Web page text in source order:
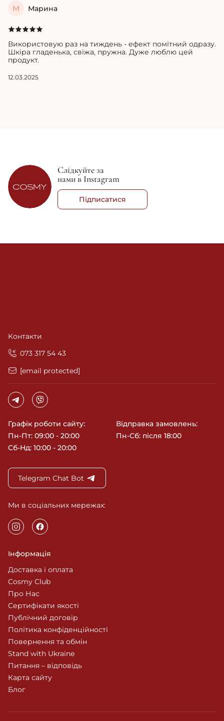
М Марина
Використовую раз на тиждень - ефект помітний одразу.
Шкіра гладенька, свіжа, пружна. Дуже люблю цей
продукт.
12.03.2025
Слідкуйте за
нами в Instagram
Підписатися
Контакти
‎073 317 54 43
[email protected]
Графік роботи сайту:
Пн-Пт: 09:00 - 20:00
Сб-Нд: 10:00 - 20:00
Відправка замовлень:
Пн-Сб: після 18:00
Telegram Chat Bot
Ми в соціальних мережах:
Інформація
Доставка і оплата
Cosmy Club
Про Нас
Сертифікати якості
Публічний договір
Політика конфіденційності
Повернення та обмін
Stand with Ukraine
Питання – відповідь
Карта сайту
Блог